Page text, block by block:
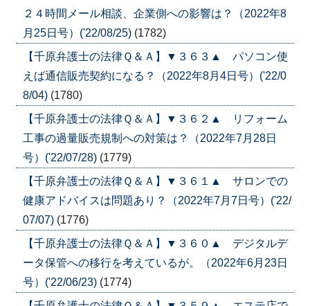
２４時間メール相談、企業側への影響は？（2022年8
月25日号）('22/08/25) (1782)
【千原弁護士の法律Ｑ＆Ａ】▼３６３▲ パソコン使
えば通信販売契約になる？（2022年8月4日号）('22/0
8/04) (1780)
【千原弁護士の法律Ｑ＆Ａ】▼３６２▲ リフォーム
工事の過量販売規制への対策は？（2022年7月28日
号）('22/07/28) (1779)
【千原弁護士の法律Ｑ＆Ａ】▼３６１▲ サロンでの
健康アドバイスは問題あり？（2022年7月7日号）('22/
07/07) (1776)
【千原弁護士の法律Ｑ＆Ａ】▼３６０▲ デジタルデ
ータ保管への移行を考えているが。（2022年6月23日
号）('22/06/23) (1774)